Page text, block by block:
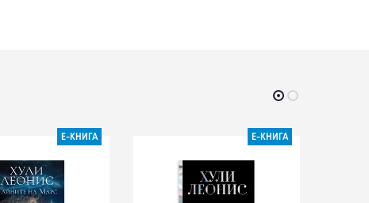
Е-КНИГА Е-КНИГА